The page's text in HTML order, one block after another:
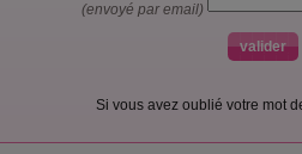
(envoyé par email)
Si vous avez oublié votre mot